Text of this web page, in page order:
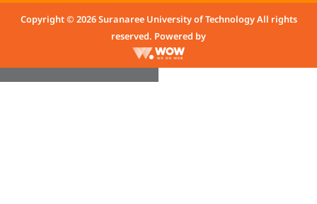
Copyright © 2026 Suranaree University of Technology All rights
reserved. Powered by